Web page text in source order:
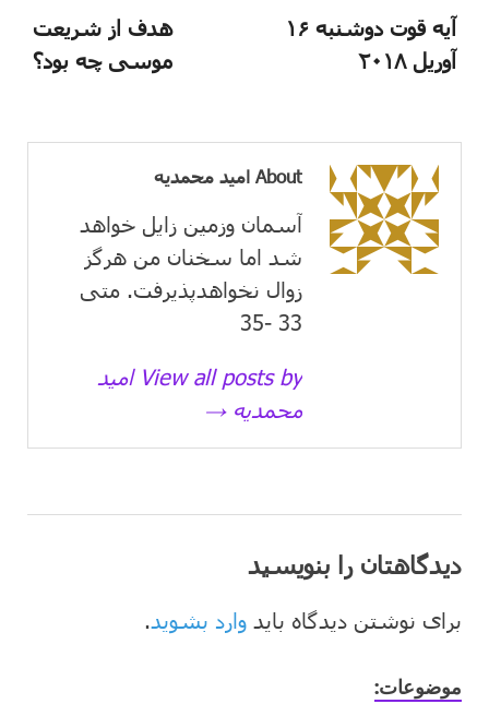
آیه قوت دوشنبه ۱۶
آوریل ۲۰۱۸
هدف از شریعت
موسی چه بود؟
About امید محمدیه
آسمان وزمین زايل خواهد
شد اما سخنان من هرگز
زوال نخواهدپذیرفت. متی
33 -35
View all posts by امید
محمدیه →
دیدگاهتان را بنویسید
برای نوشتن دیدگاه باید وارد بشوید.
موضوعات: